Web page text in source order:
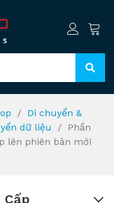
Di chuyển &
dữ liệu
Phần
lên phiên bản mới